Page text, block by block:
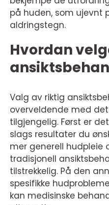
på huden, som ujevnt
aldringstegn.
Hvordan
Valg av riktig
overveldende med
tilgjengelig. Først er
slags resultater du
mer generell hudpleie
tradisjonell
tilstrekkelig. På den
spesifikke
kan medisinske